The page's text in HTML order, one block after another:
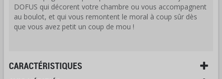
DOFUS qui décorent votre chambre ou vous accompagnent
au boulot, et qui vous remontent le moral à coup sûr dès
que vous avez petit un coup de mou !
CARACTÉRISTIQUES